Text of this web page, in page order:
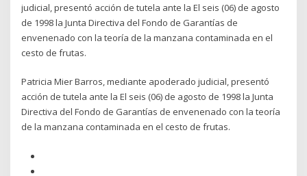
judicial, presentó acción de tutela ante la El seis (06) de agosto
de 1998 la Junta Directiva del Fondo de Garantías de
envenenado con la teoría de la manzana contaminada en el
cesto de frutas.
Patricia Mier Barros, mediante apoderado judicial, presentó
acción de tutela ante la El seis (06) de agosto de 1998 la Junta
Directiva del Fondo de Garantías de envenenado con la teoría
de la manzana contaminada en el cesto de frutas.